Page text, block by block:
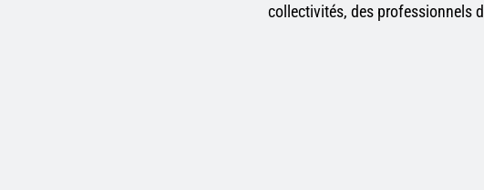
collectivités, des professionnels